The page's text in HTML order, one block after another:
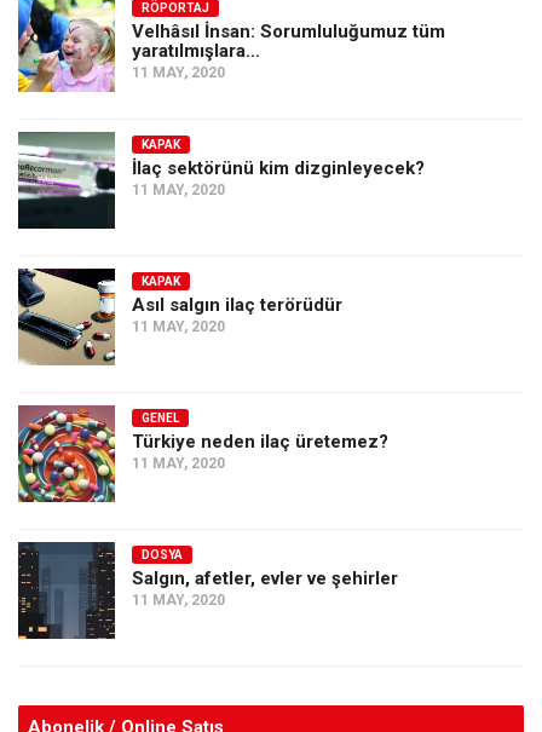
RÖPORTAJ
Velhâsıl İnsan: Sorumluluğumuz tüm
yaratılmışlara…
11 MAY, 2020
KAPAK
İlaç sektörünü kim dizginleyecek?
11 MAY, 2020
KAPAK
Asıl salgın ilaç terörüdür
11 MAY, 2020
GENEL
Türkiye neden ilaç üretemez?
11 MAY, 2020
DOSYA
Salgın, afetler, evler ve şehirler
11 MAY, 2020
Abonelik / Online Satış